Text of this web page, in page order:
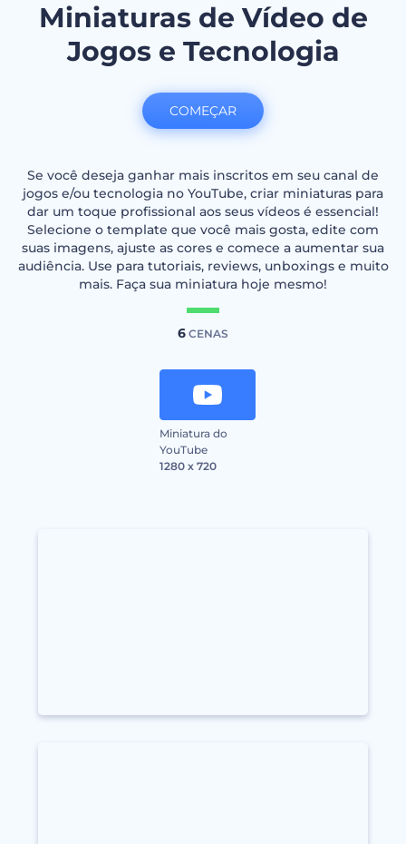
Miniaturas de Vídeo de
Jogos e Tecnologia
Se você deseja ganhar mais inscritos em seu canal de
jogos e/ou tecnologia no YouTube, criar miniaturas para
dar um toque profissional aos seus vídeos é essencial!
Selecione o template que você mais gosta, edite com
suas imagens, ajuste as cores e comece a aumentar sua
audiência. Use para tutoriais, reviews, unboxings e muito
mais. Faça sua miniatura hoje mesmo!
6 CENAS
Miniatura do
YouTube
1280 x 720
COMEÇAR